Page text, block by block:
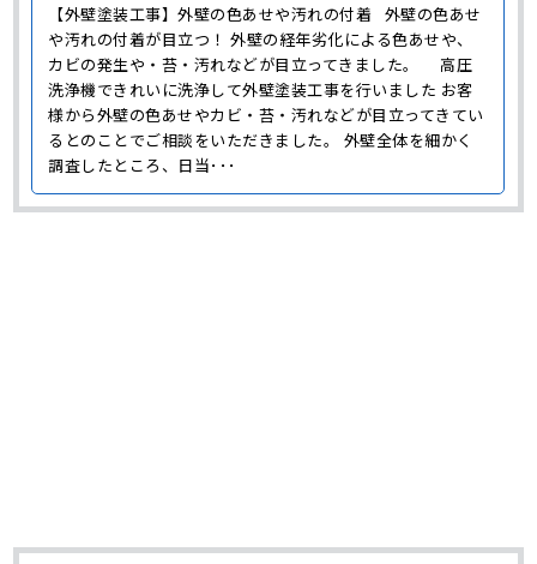
【外壁塗装工事】外壁の色あせや汚れの付着 外壁の色あせ
や汚れの付着が目立つ！ 外壁の経年劣化による色あせや、
カビの発生や・苔・汚れなどが目立ってきました。 高圧
洗浄機できれいに洗浄して外壁塗装工事を行いました お客
様から外壁の色あせやカビ・苔・汚れなどが目立ってきてい
るとのことでご相談をいただきました。 外壁全体を細かく
調査したところ、日当･･･